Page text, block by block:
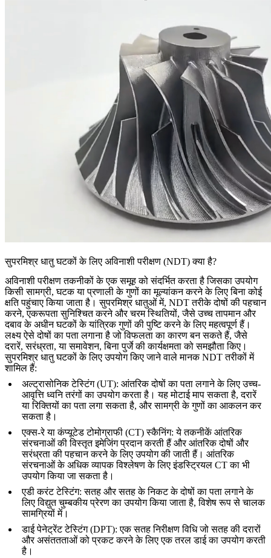
सुपरमिश्र धातु घटकों के लिए अविनाशी परीक्षण (NDT) क्या है?
अविनाशी परीक्षण तकनीकों के एक समूह को संदर्भित करता है जिसका उपयोग
किसी सामग्री, घटक या प्रणाली के गुणों का मूल्यांकन करने के लिए बिना कोई
क्षति पहुंचाए किया जाता है। सुपरमिश्र धातुओं में, NDTतरीके दोषों की पहचान
करने, एकरूपता सुनिश्चित करने और चरम स्थितियों, जैसे उच्च तापमान और
दबाव के अधीन घटकों के यांत्रिक गुणों की पुष्टि करने के लिए महत्वपूर्ण हैं।
लक्ष्य ऐसे दोषों का पता लगाना है जो विफलता का कारण बन सकते हैं, जैसे
दरारें, सरंध्रता, या समावेशन, बिना पुर्जे की कार्यक्षमता को समझौता किए।
सुपरमिश्र धातु घटकों के लिए उपयोग किए जाने वाले मानकNDTतरीकों में
शामिल हैं:
अल्ट्रासोनिक टेस्टिंग (UT): आंतरिक दोषों का पता लगाने के लिए उच्च-
आवृत्ति ध्वनि तरंगों का उपयोग करता है। यह मोटाई माप सकता है, दरारें
या रिक्तियों का पता लगा सकता है, और सामग्री के गुणों का आकलन कर
सकता है।
एक्स-रे या कंप्यूटेड टोमोग्राफी (CT) स्कैनिंग: ये तकनीकें आंतरिक
संरचनाओं की विस्तृत इमेजिंग प्रदान करती हैं और आंतरिक दोषों और
सरंध्रता की पहचान करने के लिए उपयोग की जाती हैं। आंतरिक
संरचनाओं के अधिक व्यापक विश्लेषण के लिएइंडस्ट्रियल CTका भी
उपयोग किया जा सकता है।
एडी करंट टेस्टिंग: सतह और सतह के निकट के दोषों का पता लगाने के
लिए विद्युत चुम्बकीय प्रेरण का उपयोग किया जाता है, विशेष रूप से चालक
सामग्रियों में।
डाई पेनेट्रेंट टेस्टिंग (DPT): एक सतह निरीक्षण विधि जो सतह की दरारों
और असंततताओं को प्रकट करने के लिए एक तरल डाई का उपयोग करती
है।